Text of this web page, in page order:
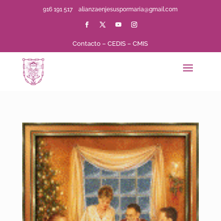
916 191 517alianzaenjesuspormaria@gmail.com
Contacto –CEDIS –CMIS